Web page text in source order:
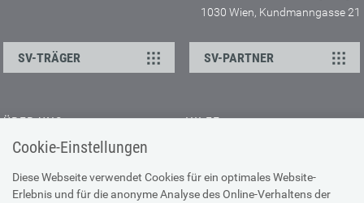
Cookie-Einstellungen
Diese Webseite verwendet Cookies für ein optimales Website-
Erlebnis und für die anonyme Analyse des Online-Verhaltens der
1030 Wien, Kundmanngasse 21
SV-TRÄGER SV-PARTNER
ÜBER UNS
Kontakt
Offene Stellen
Presse
HILFE
Browser-Info & Sicherheit
Hilfe zur Suche